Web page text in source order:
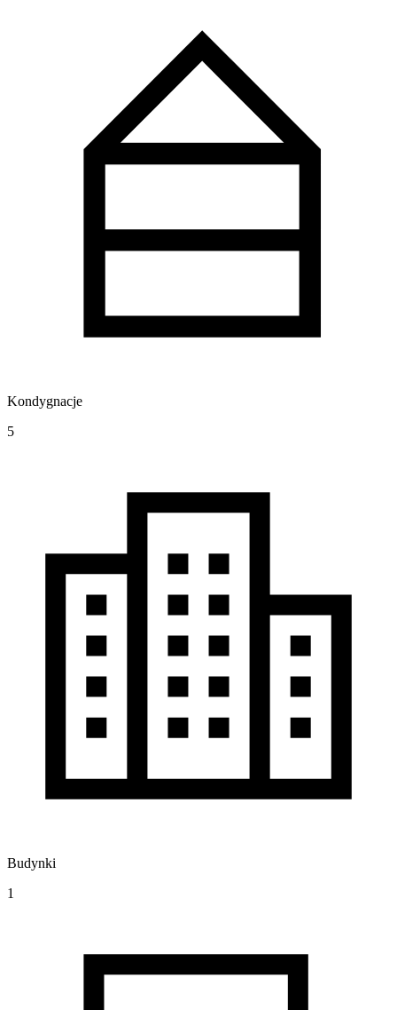
Kondygnacje
5
Budynki
1